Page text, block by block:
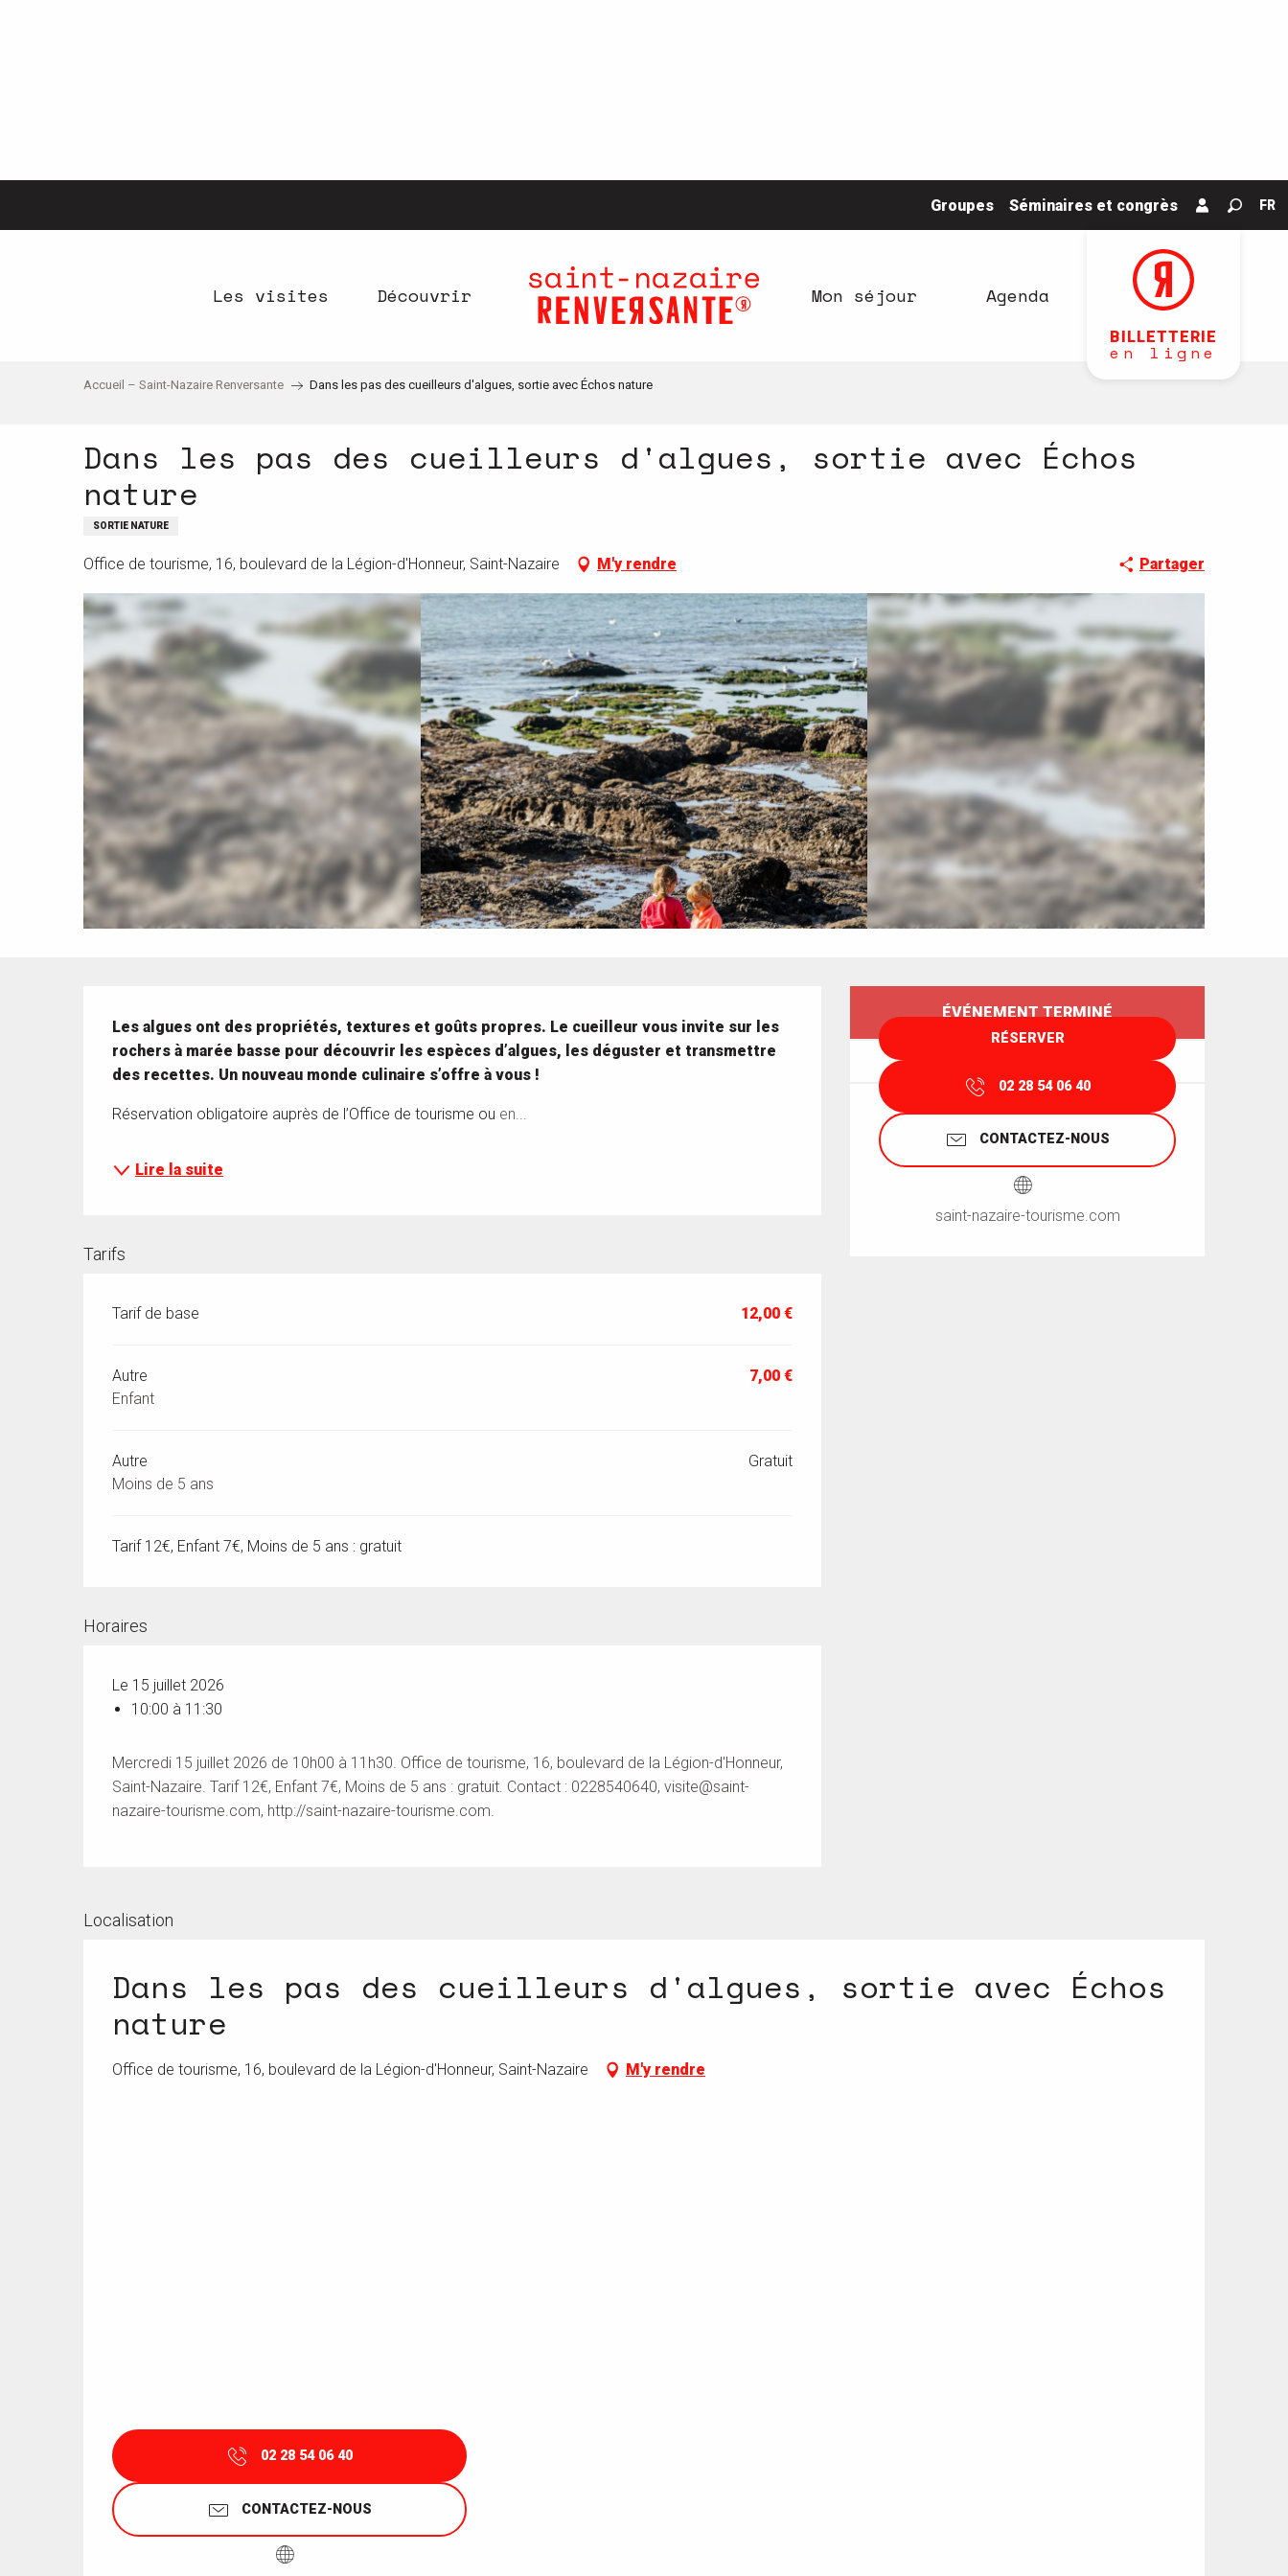
Groupes Séminaires et congrès FR
BILLETTERIE
en ligne
Les visites Découvrir Mon séjour Agenda
Accueil – Saint-Nazaire Renversante Dans les pas des cueilleurs d'algues, sortie avec Échos nature
Dans les pas des cueilleurs d'algues, sortie avec Échos
nature
SORTIE NATURE
Office de tourisme, 16, boulevard de la Légion-d'Honneur, Saint-Nazaire M'y rendre Partager
Ouverture et coordonnées
ÉVÉNEMENT TERMINÉ
RÉSERVER
02 28 54 06 40
CONTACTEZ-NOUS
saint-nazaire-tourisme.com
Les algues ont des propriétés, textures et goûts propres. Le cueilleur vous invite sur les
rochers à marée basse pour découvrir les espèces d’algues, les déguster et transmettre
des recettes. Un nouveau monde culinaire s’offre à vous !
Réservation obligatoire auprès de l’Office de tourisme ou en...
Lire la suite
Tarifs
Tarif de base 12,00 €
Autre
Enfant
7,00 €
Autre
Moins de 5 ans
Gratuit
Tarif 12€, Enfant 7€, Moins de 5 ans : gratuit
Horaires
Le 15 juillet 2026
10:00 à 11:30
Mercredi 15 juillet 2026 de 10h00 à 11h30. Office de tourisme, 16, boulevard de la Légion-d'Honneur,
Saint-Nazaire. Tarif 12€, Enfant 7€, Moins de 5 ans : gratuit. Contact : 0228540640,visite@saint-
nazaire-tourisme.com, http://saint-nazaire-tourisme.com.
Localisation
Dans les pas des cueilleurs d'algues, sortie avec Échos
nature
Office de tourisme, 16, boulevard de la Légion-d'Honneur, Saint-Nazaire M'y rendre
02 28 54 06 40
CONTACTEZ-NOUS